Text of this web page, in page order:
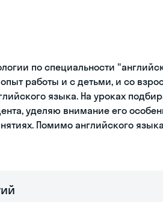
по специальности
работы и с детьми, и со
языка. На уроках
уделяю внимание его
Помимо английского